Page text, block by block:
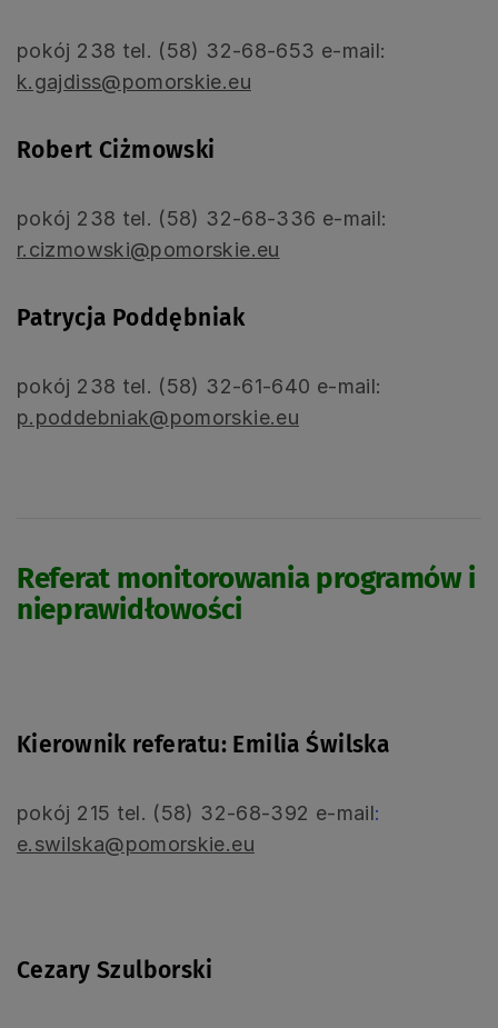
pokój 238 tel. (58) 32-68-653 e-mail:
k.gajdiss@pomorskie.eu
Robert Ciżmowski
pokój 238 tel. (58) 32-68-336 e-mail:
r.cizmowski@pomorskie.eu
Patrycja Poddębniak
pokój 238 tel. (58) 32-61-640 e-mail:
p.poddebniak@pomorskie.eu
Referat monitorowania programów i
nieprawidłowości
Kierownik referatu: Emilia Świlska
pokój 215 tel. (58) 32-68-392 e-mail:
e.swilska@pomorskie.eu
Cezary Szulborski